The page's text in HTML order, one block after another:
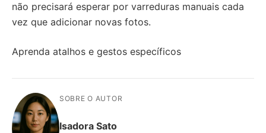
não precisará esperar por varreduras manuais cada
vez que adicionar novas fotos.
Aprenda atalhos e gestos específicos
SOBRE O AUTOR
Isadora Sato